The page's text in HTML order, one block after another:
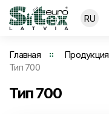
RU
Главная Продукция
Тип 700
Тип 700